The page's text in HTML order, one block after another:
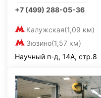
+7 (499) 288-05-36
Калужская(1,09 км)
Зюзино(1,57 км)
Научный п-д, 14А, стр.8